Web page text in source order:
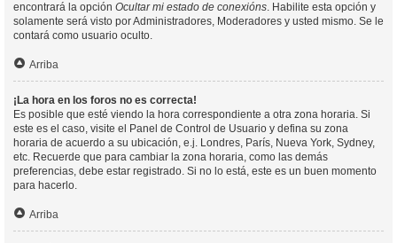
encontrará la opción Ocultar mi estado de conexións. Habilite esta opción y
solamente será visto por Administradores, Moderadores y usted mismo. Se le
contará como usuario oculto.
Arriba
¡La hora en los foros no es correcta!
Es posible que esté viendo la hora correspondiente a otra zona horaria. Si
este es el caso, visite el Panel de Control de Usuario y defina su zona
horaria de acuerdo a su ubicación, e.j. Londres, París, Nueva York, Sydney,
etc. Recuerde que para cambiar la zona horaria, como las demás
preferencias, debe estar registrado. Si no lo está, este es un buen momento
para hacerlo.
Arriba